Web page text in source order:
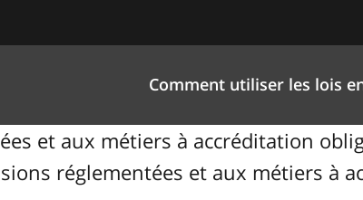
Comment utiliser les lois
et aux métiers à accréditation
réglementées et aux métiers à